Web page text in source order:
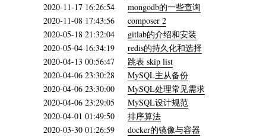
2020-11-17 16:26:54 mongodb的一些查询
2020-11-08 17:43:56 composer 2
2020-05-18 21:32:04 gitlab的介绍和安装
2020-05-04 16:34:19 redis的持久化和选择
2020-04-13 00:56:47 跳表 skip list
2020-04-06 23:30:28 MySQL主从备份
2020-04-06 23:30:00 MySQL处理常见需求
2020-04-06 23:29:05 MySQL设计规范
2020-04-01 01:49:50 排序算法
2020-03-30 01:26:59 docker的镜像与容器